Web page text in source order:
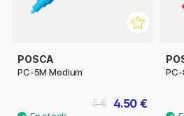
POSCA
PC-5M Medium
4.50 €
5 €
PC-